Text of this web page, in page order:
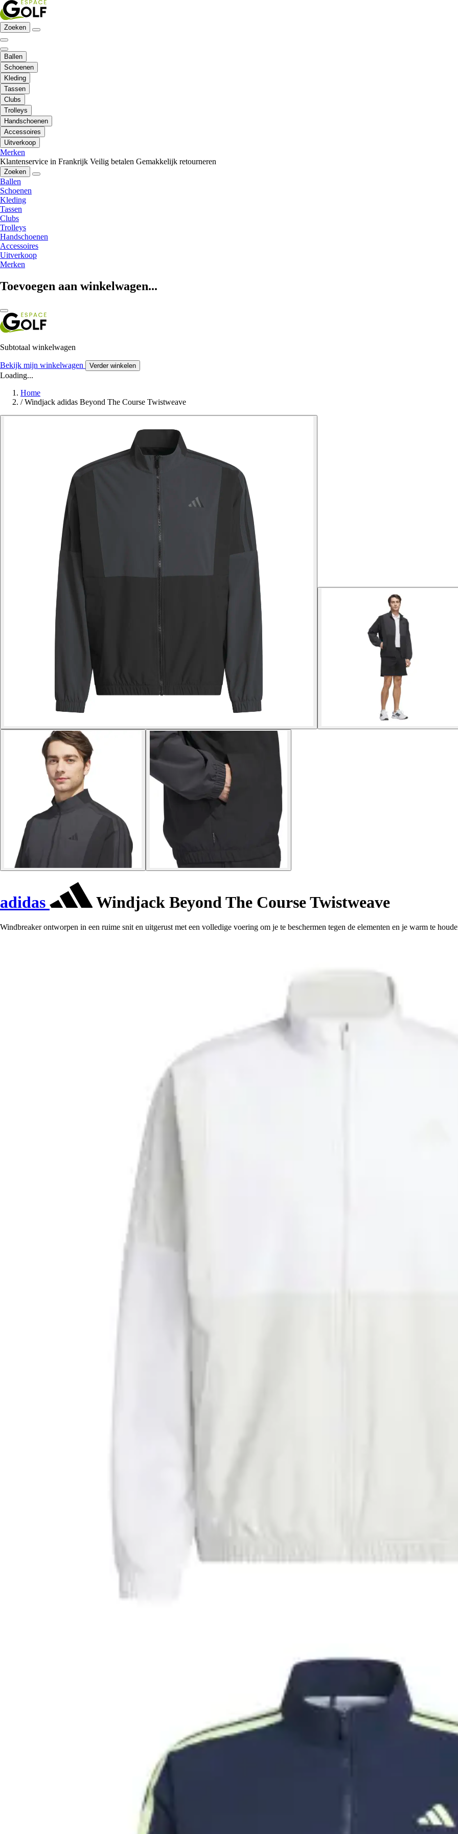
Zoeken
Ballen
Schoenen
Kleding
Tassen
Clubs
Trolleys
Handschoenen
Accessoires
Uitverkoop
Merken
Klantenservice in Frankrijk Veilig betalen Gemakkelijk retourneren
Zoeken
Ballen
Schoenen
Kleding
Tassen
Clubs
Trolleys
Handschoenen
Accessoires
Uitverkoop
Merken
Toevoegen aan winkelwagen...
Subtotaal winkelwagen
Bekijk mijn winkelwagen Verder winkelen
Loading...
Home
/ Windjack adidas Beyond The Course Twistweave
adidas Windjack Beyond The Course Twistweave
Windbreaker ontworpen in een ruime snit en uitgerust met een volledige voering om je te beschermen tegen de elementen en je warm te